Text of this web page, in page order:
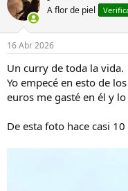
c
i
e
:
A flor de piel
16 Abr 2026
Un curry de toda la vida.
Yo empecé en esto de
euros me gasté en él y
De esta foto hace casi 10